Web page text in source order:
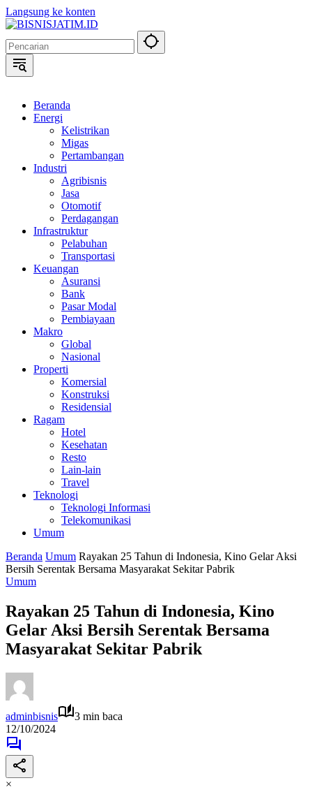
Langsung ke konten
Beranda
Energi
Kelistrikan
Migas
Pertambangan
Industri
Agribisnis
Jasa
Otomotif
Perdagangan
Infrastruktur
Pelabuhan
Transportasi
Keuangan
Asuransi
Bank
Pasar Modal
Pembiayaan
Makro
Global
Nasional
Properti
Komersial
Konstruksi
Residensial
Ragam
Hotel
Kesehatan
Resto
Lain-lain
Travel
Teknologi
Teknologi Informasi
Telekomunikasi
Umum
Beranda Umum Rayakan 25 Tahun di Indonesia, Kino Gelar Aksi
Bersih Serentak Bersama Masyarakat Sekitar Pabrik
Umum
Rayakan 25 Tahun di Indonesia, Kino
Gelar Aksi Bersih Serentak Bersama
Masyarakat Sekitar Pabrik
adminbisnis
3 min baca
12/10/2024
×